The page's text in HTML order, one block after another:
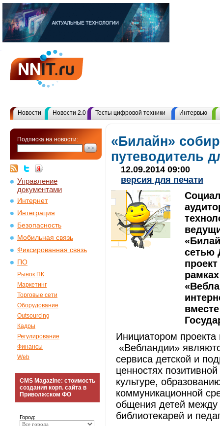
Новости Новости 2.0 Тесты цифровой техники Интервью
Подписка на новости:
Управление
документами
Интернет
Интеграция
Безопасность
Мобильная связь
Фиксированная связь
ПО
Рынок ПК
Маркетинг
Торговые сети
Оборудование
Outsourcing
Кадры
Регулирование
Финансы
Web
CMS Magazine: стоимость
создания корп. сайта в
Приволжском ФО
Город:
«Билайн»
путеводитель
12.09.2014 09:00
версия для печати
сетью
Инициатором
«Вебландии»
сервиса детской и
ценностях
культуре,
коммуникационной
общения детей между
библиотекарей и